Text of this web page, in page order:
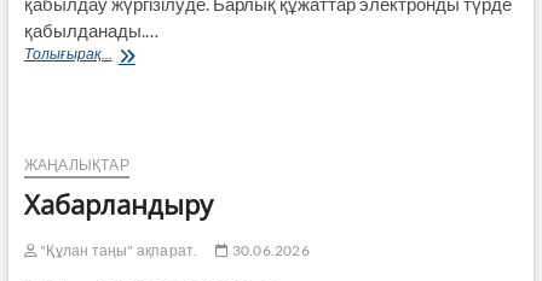
қабылданады.…
Толығырақ... АЛАЯҚТАРДАН
ЖАҢАЛЫҚТАР
Хабарландыру
"Құлан таңы" ақпарат. 30.06.2026